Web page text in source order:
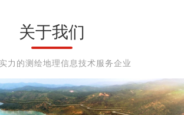
关于我们
力的测绘地理信息技术服务企业